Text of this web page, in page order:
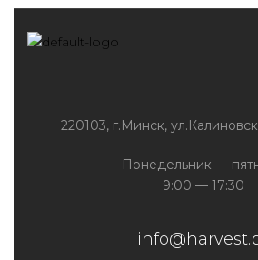
220103, г.Минск,
Понедельник —
9:00 — 17:30